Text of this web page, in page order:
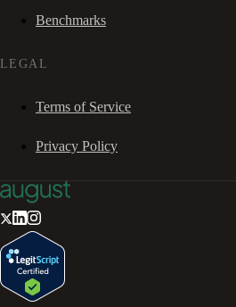
Benchmarks
LEGAL
Terms of Service
Privacy Policy